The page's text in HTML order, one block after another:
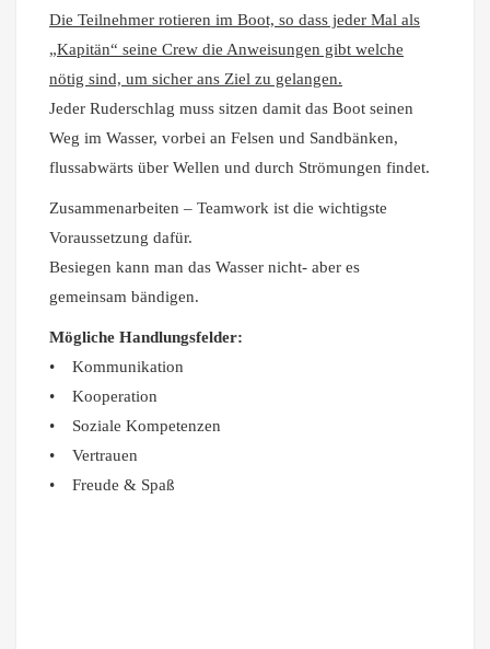
Die Teilnehmer rotieren im Boot, so dass jeder Mal als
„Kapitän“ seine Crew die Anweisungen gibt welche
nötig sind, um sicher ans Ziel zu gelangen.
Jeder Ruderschlag muss sitzen damit das Boot seinen
Weg im Wasser, vorbei an Felsen und Sandbänken,
flussabwärts über Wellen und durch Strömungen findet.
Zusammenarbeiten – Teamwork ist die wichtigste
Voraussetzung dafür.
Besiegen kann man das Wasser nicht- aber es
gemeinsam bändigen.
Mögliche Handlungsfelder:
• Kommunikation
• Kooperation
• Soziale Kompetenzen
• Vertrauen
• Freude & Spaß